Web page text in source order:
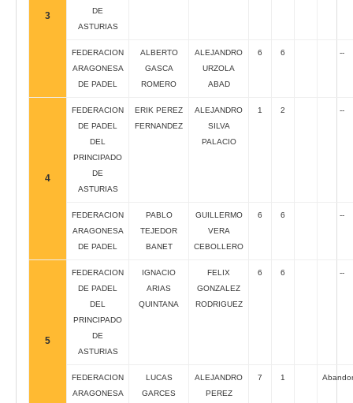
3
DE
ASTURIAS
FEDERACION
ARAGONESA
DE PADEL
ALBERTO
GASCA
ROMERO
ALEJANDRO
URZOLA
ABAD
6 6 --
4
FEDERACION
DE PADEL
DEL
PRINCIPADO
DE
ASTURIAS
ERIK PEREZ
FERNANDEZ
ALEJANDRO
SILVA
PALACIO
1 2 --
FEDERACION
ARAGONESA
DE PADEL
PABLO
TEJEDOR
BANET
GUILLERMO
VERA
CEBOLLERO
6 6 --
5
FEDERACION
DE PADEL
DEL
PRINCIPADO
DE
ASTURIAS
IGNACIO
ARIAS
QUINTANA
FELIX
GONZALEZ
RODRIGUEZ
6 6 --
FEDERACION
ARAGONESA
LUCAS
GARCES
ALEJANDRO
PEREZ
7 1